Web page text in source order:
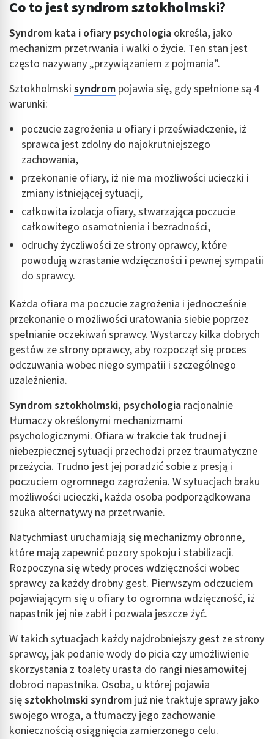
Co to jest syndrom sztokholmski?
Syndrom kata i ofiary psychologia określa, jako
mechanizm przetrwania i walki o życie. Ten stan jest
często nazywany „przywiązaniem z pojmania”.
Sztokholmski syndrom pojawia się, gdy spełnione są 4
warunki:
poczucie zagrożenia u ofiary i przeświadczenie, iż
sprawca jest zdolny do najokrutniejszego
zachowania,
przekonanie ofiary, iż nie ma możliwości ucieczki i
zmiany istniejącej sytuacji,
całkowita izolacja ofiary, stwarzająca poczucie
całkowitego osamotnienia i bezradności,
odruchy życzliwości ze strony oprawcy, które
powodują wzrastanie wdzięczności i pewnej sympatii
do sprawcy.
Każda ofiara ma poczucie zagrożenia i jednocześnie
przekonanie o możliwości uratowania siebie poprzez
spełnianie oczekiwań sprawcy. Wystarczy kilka dobrych
gestów ze strony oprawcy, aby rozpoczął się proces
odczuwania wobec niego sympatii i szczególnego
uzależnienia.
Syndrom sztokholmski, psychologia racjonalnie
tłumaczy określonymi mechanizmami
psychologicznymi. Ofiara w trakcie tak trudnej i
niebezpiecznej sytuacji przechodzi przez traumatyczne
przeżycia. Trudno jest jej poradzić sobie z presją i
poczuciem ogromnego zagrożenia. W sytuacjach braku
możliwości ucieczki, każda osoba podporządkowana
szuka alternatywy na przetrwanie.
Natychmiast uruchamiają się mechanizmy obronne,
które mają zapewnić pozory spokoju i stabilizacji.
Rozpoczyna się wtedy proces wdzięczności wobec
sprawcy za każdy drobny gest. Pierwszym odczuciem
pojawiającym się u ofiary to ogromna wdzięczność, iż
napastnik jej nie zabił i pozwala jeszcze żyć.
W takich sytuacjach każdy najdrobniejszy gest ze strony
sprawcy, jak podanie wody do picia czy umożliwienie
skorzystania z toalety urasta do rangi niesamowitej
dobroci napastnika. Osoba, u której pojawia
sięsztokholmski syndrom już nie traktuje sprawy jako
swojego wroga, a tłumaczy jego zachowanie
koniecznością osiągnięcia zamierzonego celu.